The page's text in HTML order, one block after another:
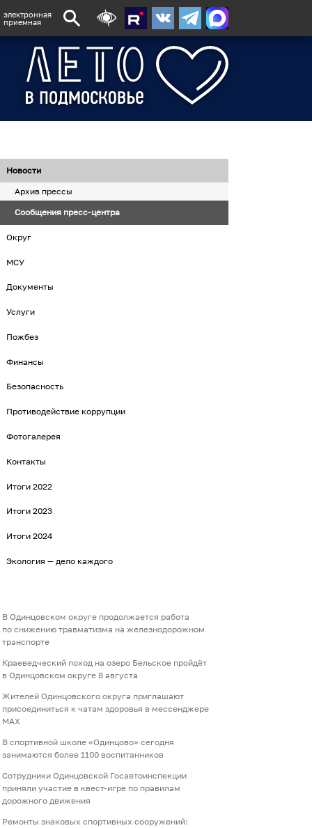
электронная
приемная
Новости
Архив прессы
Сообщения пресс-центра
Округ
МСУ
Документы
Услуги
Пожбез
Финансы
Безопасность
Противодействие коррупции
Фотогалерея
Контакты
Итоги 2022
Итоги 2023
Итоги 2024
Экология — дело каждого
В Одинцовском округе продолжается работа
по снижению травматизма на железнодорожном
транспорте
Краеведческий поход на озеро Бельское пройдёт
в Одинцовском округе 8 августа
Жителей Одинцовского округа приглашают
присоединиться к чатам здоровья в мессенджере
МАХ
В спортивной школе «Одинцово» сегодня
занимаются более 1100 воспитанников
Сотрудники Одинцовской Госавтоинспекции
приняли участие в квест-игре по правилам
дорожного движения
Ремонты знаковых спортивных сооружений: